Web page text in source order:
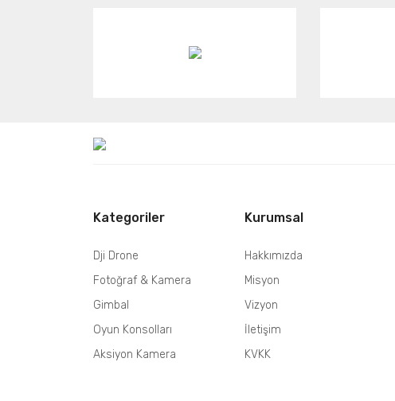
Kategoriler
Dji Drone
Fotoğraf & Kamera
Gimbal
Oyun Konsolları
Aksiyon Kamera
Kurumsal
Hakkımızda
Misyon
Vizyon
İletişim
KVKK